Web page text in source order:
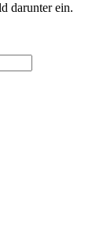
darunter ein.